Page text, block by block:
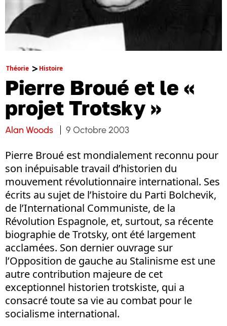
Théorie Histoire
Pierre Broué et le «
projet Trotsky »
Alan Woods 9 Octobre 2003
Pierre Broué est mondialement reconnu pour
son inépuisable travail d’historien du
mouvement révolutionnaire international. Ses
écrits au sujet de l’histoire du Parti Bolchevik,
de l’International Communiste, de la
Révolution Espagnole, et, surtout, sa récente
biographie de Trotsky, ont été largement
acclamées. Son dernier ouvrage sur
l’Opposition de gauche au Stalinisme est une
autre contribution majeure de cet
exceptionnel historien trotskiste, qui a
consacré toute sa vie au combat pour le
socialisme international.